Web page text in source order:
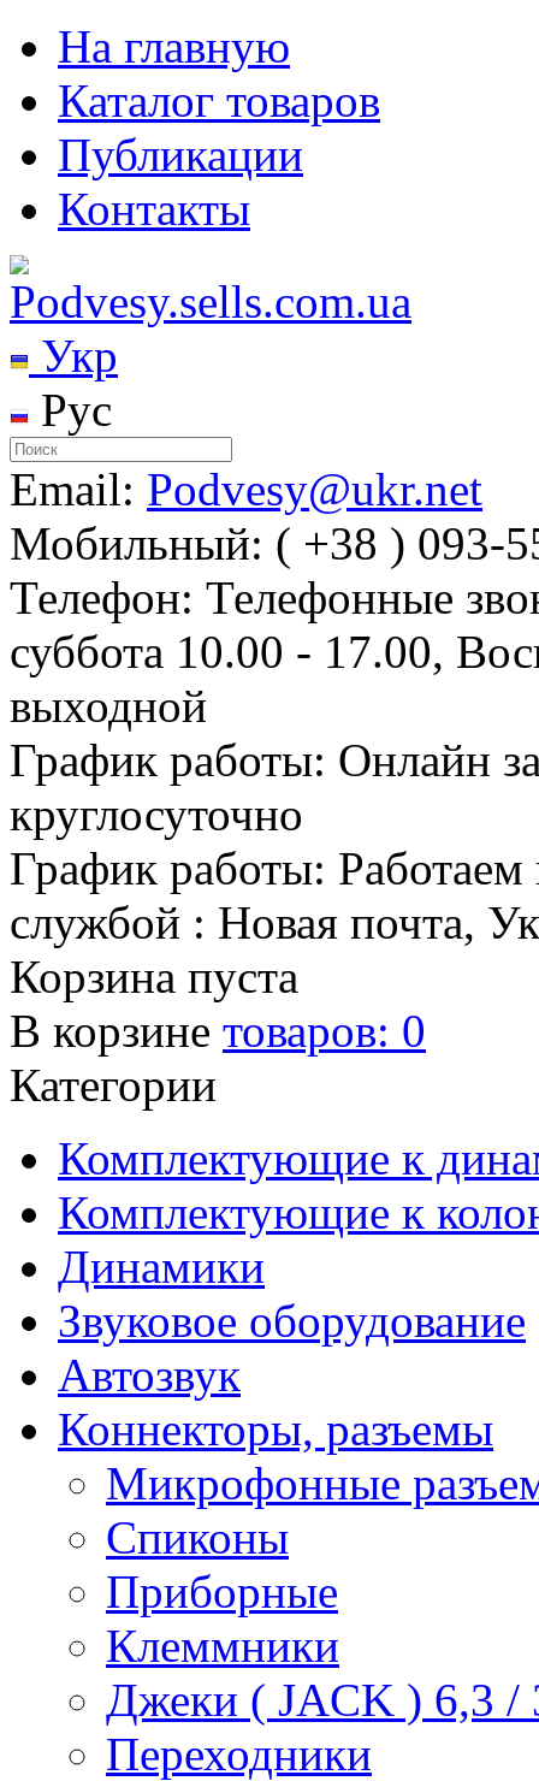
На главную
Каталог товаров
Публикации
Контакты
Укр
Рус
Email: Podvesy@ukr.net
Мобильный: ( +38 ) 093-
Телефон: Телефонные
суббота 10.00 - 17.00,
выходной
График работы: Онлайн
круглосуточно
График работы: Работаем
службой : Новая почта,
Корзина пуста
В корзине товаров: 0
Категории
Комплектующие к
Комплектующие к
Динамики
Звуковое оборудование
Автозвук
Коннекторы, разъемы
Микрофонные
Спиконы
Приборные
Клеммники
Джеки ( JACK ) 6,3 /
Переходники